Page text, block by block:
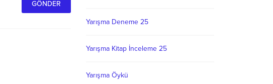
Yarışma Deneme 25
Yarışma Kitap İnceleme 25
Yarışma Öykü